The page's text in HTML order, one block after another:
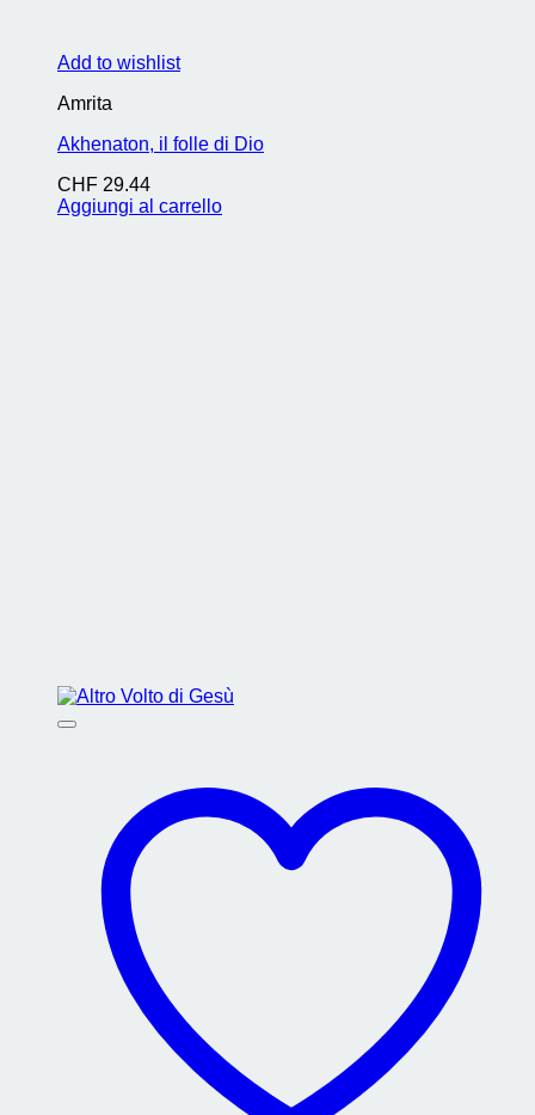
Add to wishlist
Amrita
Akhenaton, il folle di Dio
CHF 29.44
Aggiungi al carrello